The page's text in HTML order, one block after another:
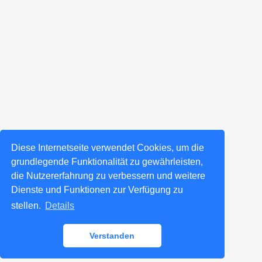
Diese Internetseite verwendet Cookies, um die
grundlegende Funktionalität zu gewährleisten,
die Nutzererfahrung zu verbessern und weitere
Dienste und Funktionen zur Verfügung zu
stellen. Details
Verstanden